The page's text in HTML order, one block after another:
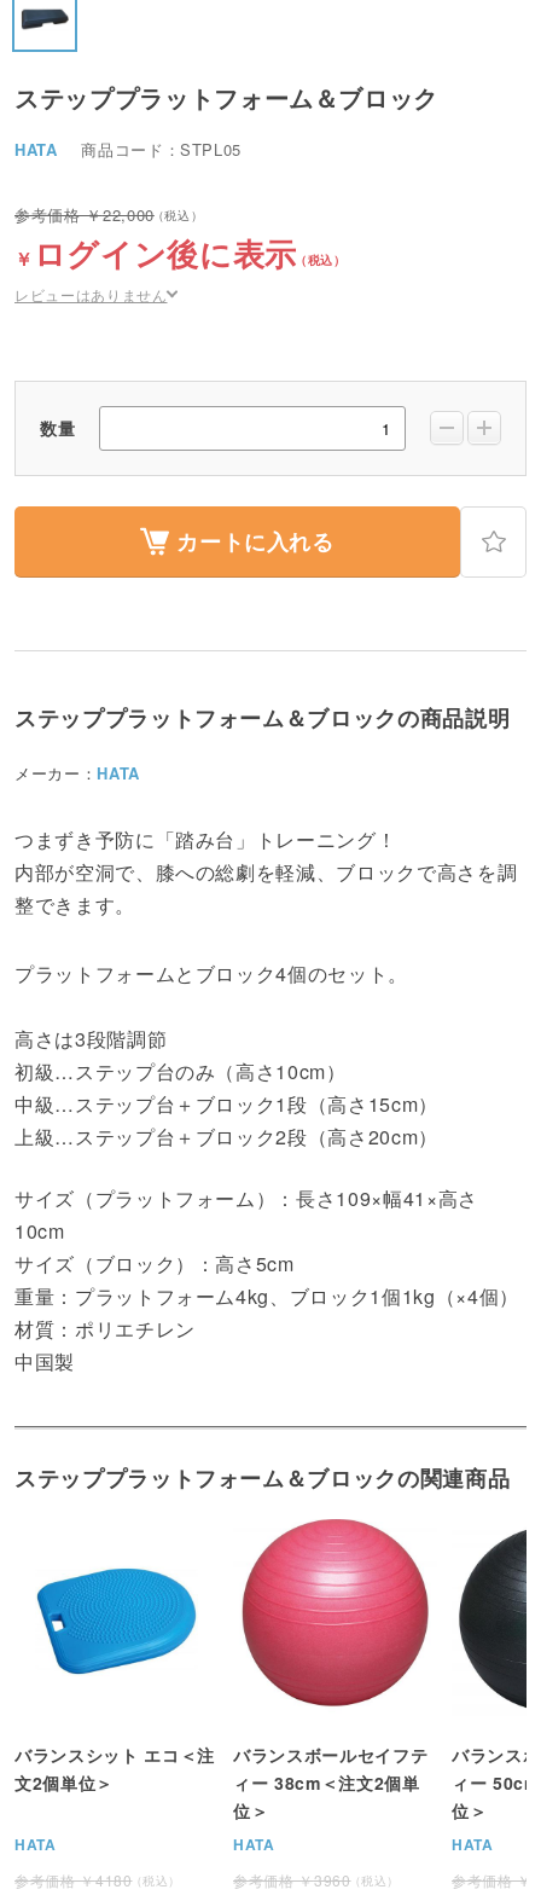
ステッププラットフォーム＆ブロック
HATA 商品コード：STPL05
22,000
ログイン後に表示
レビューはありません
数量
カートに入れる
ステッププラットフォーム＆ブロックの商品説明
メーカー： HATA
つまずき予防に「踏み台」トレーニング！
内部が空洞で、膝への総劇を軽減、ブロックで高さを調
整できます。
プラットフォームとブロック4個のセット。
高さは3段階調節
初級…ステップ台のみ（高さ10cm）
中級…ステップ台＋ブロック1段（高さ15cm）
上級…ステップ台＋ブロック2段（高さ20cm）
サイズ（プラットフォーム）：長さ109×幅41×高さ
10cm
サイズ（ブロック）：高さ5cm
重量：プラットフォーム4kg、ブロック1個1kg（×4個）
材質：ポリエチレン
中国製
ステッププラットフォーム＆ブロックの関連商品
バランスシット エコ＜注
文2個単位＞
HATA
4180
バランスボールセイフテ
ィー 38cm＜注文2個単
位＞
HATA
3960
バランス
ィー
位＞
HATA